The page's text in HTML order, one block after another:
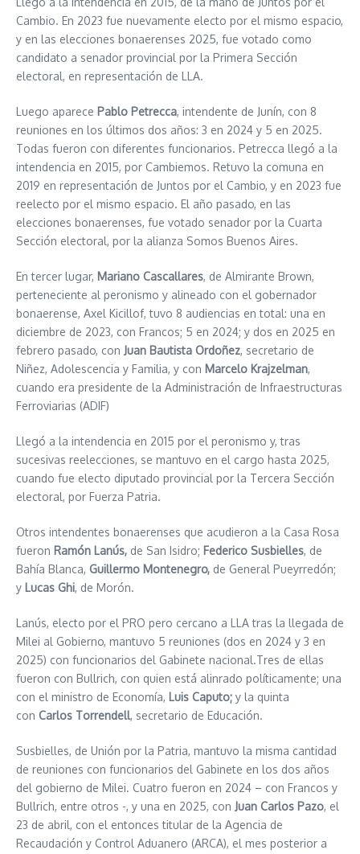
Cambio. En 2023 fue nuevamente electo por el mismo espacio,
y en las elecciones bonaerenses 2025, fue votado como
candidato a senador provincial por la Primera Sección
electoral, en representación de LLA.
Luego aparece Pablo Petrecca, intendente de Junín, con 8
reuniones en los últimos dos años: 3 en 2024 y 5 en 2025.
Todas fueron con diferentes funcionarios. Petrecca llegó a la
intendencia en 2015, por Cambiemos. Retuvo la comuna en
2019 en representación de Juntos por el Cambio, y en 2023 fue
reelecto por el mismo espacio. El año pasado, en las
elecciones bonaerenses, fue votado senador por la Cuarta
Sección electoral, por la alianza Somos Buenos Aires.
En tercer lugar, Mariano Cascallares, de Almirante Brown,
perteneciente al peronismo y alineado con el gobernador
bonaerense, Axel Kicillof, tuvo 8 audiencias en total: una en
diciembre de 2023, con Francos; 5 en 2024; y dos en 2025 en
febrero pasado, con Juan Bautista Ordoñez, secretario de
Niñez, Adolescencia y Familia, y con Marcelo Krajzelman,
cuando era presidente de la Administración de Infraestructuras
Ferroviarias (ADIF)
Llegó a la intendencia en 2015 por el peronismo y, tras
sucesivas reelecciones, se mantuvo en el cargo hasta 2025,
cuando fue electo diputado provincial por la Tercera Sección
electoral, por Fuerza Patria.
Otros intendentes bonaerenses que acudieron a la Casa Rosa
fueron Ramón Lanús, de San Isidro; Federico Susbielles, de
Bahía Blanca, Guillermo Montenegro, de General Pueyrredón;
y Lucas Ghi, de Morón.
Lanús, electo por el PRO pero cercano a LLA tras la llegada de
Milei al Gobierno, mantuvo 5 reuniones (dos en 2024 y 3 en
2025) con funcionarios del Gabinete nacional.Tres de ellas
fueron con Bullrich, con quien está alinrado políticamente; una
con el ministro de Economía, Luis Caputo; y la quinta
con Carlos Torrendell, secretario de Educación.
Susbielles, de Unión por la Patria, mantuvo la misma cantidad
de reuniones con funcionarios del Gabinete en los dos años
del gobierno de Milei. Cuatro fueron en 2024 – con Francos y
Bullrich, entre otros -, y una en 2025, con Juan Carlos Pazo, el
23 de abril, con el entonces titular de la Agencia de
Recaudación y Control Aduanero (ARCA), el mes posterior a